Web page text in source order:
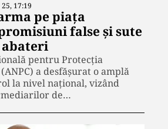
17:19
pe piața
false și sute
abateri
pentru Protecția
a desfășurat o amplă
la nivel național, vizând
de…